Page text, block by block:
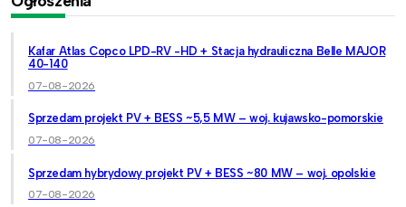
Kafar Atlas Copco LPD-RV -HD + Stacja hydrauliczna Belle MAJOR
40-140
07-08-2026
Sprzedam projekt PV + BESS ~5,5 MW – woj. kujawsko-pomorskie
07-08-2026
Sprzedam hybrydowy projekt PV + BESS ~80 MW – woj. opolskie
07-08-2026